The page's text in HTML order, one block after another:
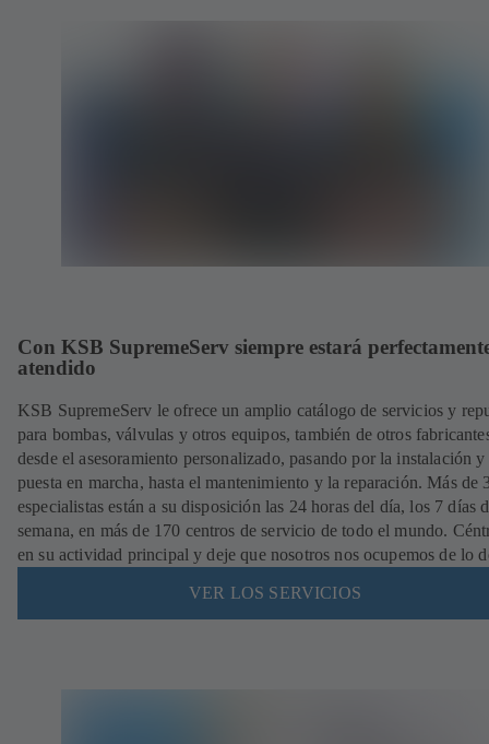
Con KSB SupremeServ siempre estará
atendido
KSB SupremeServ le ofrece un amplio catálogo de servicios y
para bombas, válvulas y otros equipos, también de otros
desde el asesoramiento personalizado, pasando por la instalación y
puesta en marcha, hasta el mantenimiento y la reparación. Más de
especialistas están a su disposición las 24 horas del día, los 7 días
semana, en más de 170 centros de servicio de todo el mundo.
en su actividad principal y deje que nosotros nos ocupemos de lo
VER LOS SERVICIOS